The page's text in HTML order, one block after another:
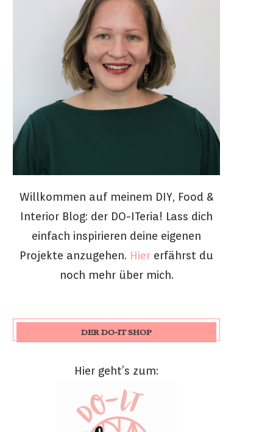
Willkommen auf meinem DIY, Food &
Interior Blog: der DO-ITeria! Lass dich
einfach inspirieren deine eigenen
Projekte anzugehen. Hier erfährst du
noch mehr über mich.
DER DO-IT SHOP
Hier geht’s zum: